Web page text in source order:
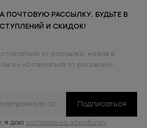
ПОЧТОВУЮ РАССЫЛКУ. БУДЬТЕ В
И СКИДОК!
от рассылки, нажав в
«Отписаться от рассылки»
Подписаться
я даю согласие на обработку